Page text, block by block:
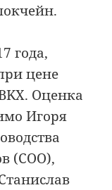
года,
цене
Оценка
Игоря
(COO),